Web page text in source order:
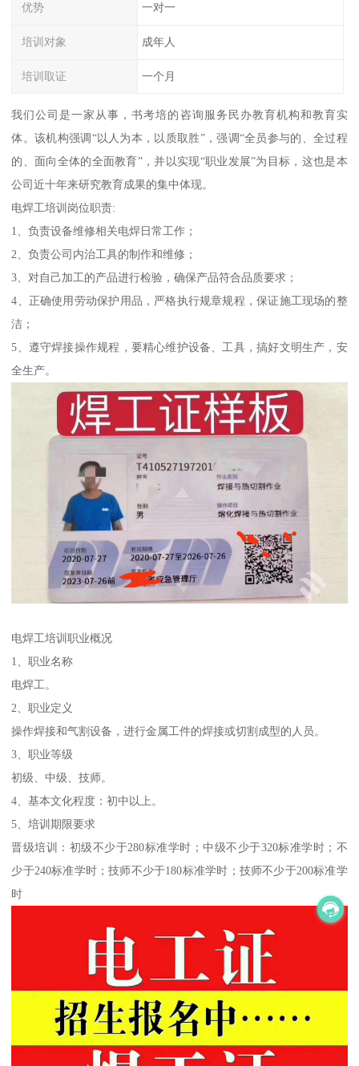
优势 一对一
培训对象 成年人
培训取证 一个月
我们公司是一家从事，书考培的咨询服务民办教育机构和教育实
体。该机构强调“以人为本，以质取胜”，强调“全员参与的、全过程
的、面向全体的全面教育”，并以实现“职业发展”为目标，这也是本
公司近十年来研究教育成果的集中体现。
电焊工培训岗位职责:
1、负责设备维修相关电焊日常工作；
2、负责公司内治工具的制作和维修；
3、对自己加工的产品进行检验，确保产品符合品质要求；
4、正确使用劳动保护用品，严格执行规章规程，保证施工现场的整
洁；
5、遵守焊接操作规程，要精心维护设备、工具，搞好文明生产，安
全生产。
电焊工培训职业概况
1、职业名称
电焊工。
2、职业定义
操作焊接和气割设备，进行金属工件的焊接或切割成型的人员。
3、职业等级
初级、中级、技师。
4、基本文化程度：初中以上。
5、培训期限要求
晋级培训：初级不少于280标准学时；中级不少于320标准学时；不
少于240标准学时；技师不少于180标准学时；技师不少于200标准学
时